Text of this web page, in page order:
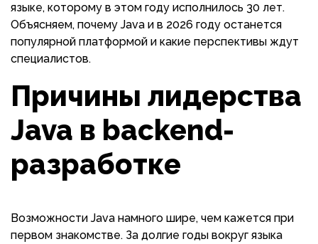
языке, которому в этом году исполнилось 30 лет.
Объясняем, почему Java и в 2026 году останется
популярной платформой и какие перспективы ждут
специалистов.
Причины лидерства
Java в backend-
разработке
Возможности Java намного шире, чем кажется при
первом знакомстве. За долгие годы вокруг языка